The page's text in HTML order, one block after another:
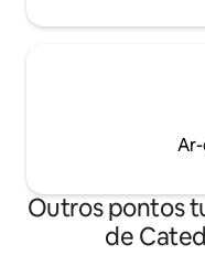
Outros pontos
de